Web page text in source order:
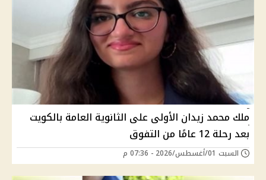
ملك محمد زيدان الأولى على الثانوية العامة بالكويت
بعد رحلة 12 عامًا من التفوق
السبت 01/أغسطس/2026 - 07:36 م